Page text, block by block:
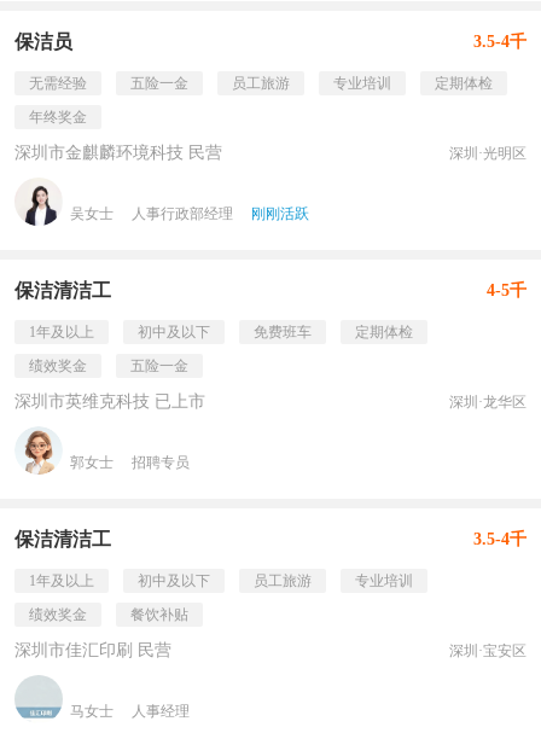
保洁员 3.5-4千
无需经验 五险一金 员工旅游 专业培训
定期体检
年终奖金
深圳市金麒麟环境科技 民营 深圳·光明区
吴女士 人事行政部经理 刚刚活跃
保洁清洁工 4-5千
1年及以上 初中及以下 免费班车
定期体检
绩效奖金
五险一金
深圳市英维克科技 已上市 深圳·龙华区
郭女士 招聘专员
保洁清洁工 3.5-4千
1年及以上 初中及以下 员工旅游
专业培训
绩效奖金
餐饮补贴
深圳市佳汇印刷 民营 深圳·宝安区
马女士 人事经理